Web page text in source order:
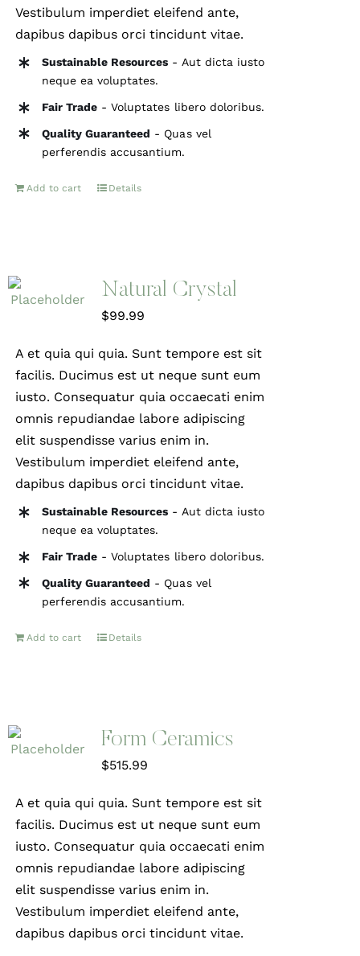
Vestibulum imperdiet eleifend ante,
dapibus dapibus orci tincidunt vitae.
Sustainable Resources - Aut dicta iusto
neque ea voluptates.
Fair Trade - Voluptates libero doloribus.
Quality Guaranteed - Quas vel
perferendis accusantium.
Add to cart Details
Natural Crystal
$99.99
A et quia qui quia. Sunt tempore est sit
facilis. Ducimus est ut neque sunt eum
iusto. Consequatur quia occaecati enim
omnis repudiandae labore adipiscing
elit suspendisse varius enim in.
Vestibulum imperdiet eleifend ante,
dapibus dapibus orci tincidunt vitae.
Sustainable Resources - Aut dicta iusto
neque ea voluptates.
Fair Trade - Voluptates libero doloribus.
Quality Guaranteed - Quas vel
perferendis accusantium.
Add to cart Details
Form Ceramics
$515.99
A et quia qui quia. Sunt tempore est sit
facilis. Ducimus est ut neque sunt eum
iusto. Consequatur quia occaecati enim
omnis repudiandae labore adipiscing
elit suspendisse varius enim in.
Vestibulum imperdiet eleifend ante,
dapibus dapibus orci tincidunt vitae.